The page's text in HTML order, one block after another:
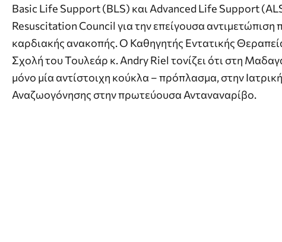
Basic Life Support (BLS) και Advanced Life Support
Resuscitation Council για την επείγουσα αντιμετώπιση
καρδιακής ανακοπής. O Καθηγητής Εντατικής
Σχολή του Τουλεάρ κ. Andry Riel τονίζει ότι στη
μόνο μία αντίστοιχη κούκλα – πρόπλασμα, στην
Αναζωογόνησης στην πρωτεύουσα Ανταναναρίβο.